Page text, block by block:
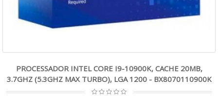
PROCESSADOR INTEL CORE I9-10900K, CACHE 20MB,
3.7GHZ (5.3GHZ MAX TURBO), LGA 1200 - BX8070110900K